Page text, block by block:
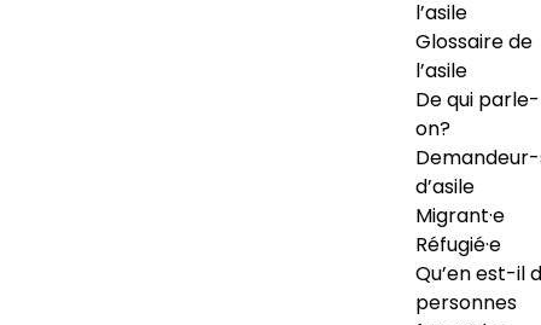
l’asile
Glossaire de
l’asile
De qui
on?
d’asile
Migrant·e
Réfugié·e
Qu’en est-il
personnes